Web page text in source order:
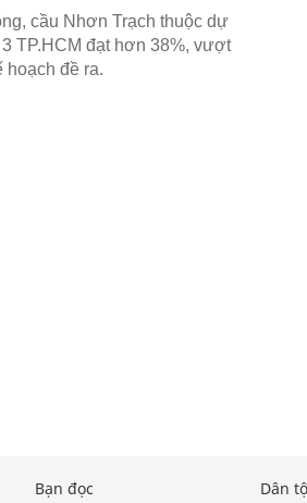
cầu Nhơn Trạch thuộc dự
TP.HCM đạt hơn 38%, vượt
hoạch đề ra.
Bạn đọc Dân